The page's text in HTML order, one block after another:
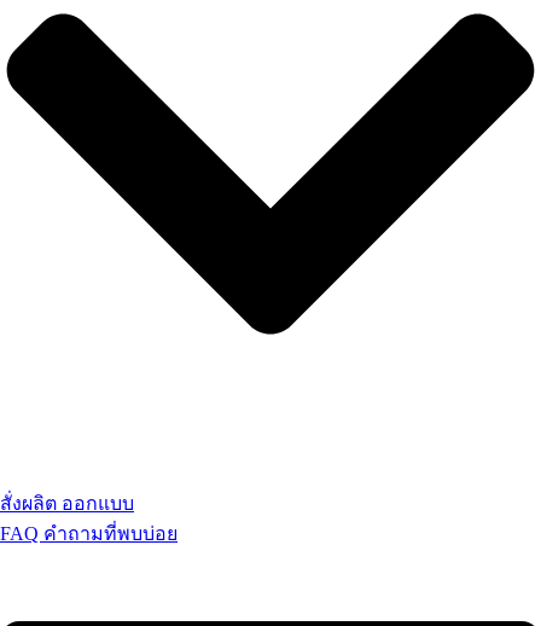
สั่งผลิต ออกแบบ
FAQ คำถามที่พบบ่อย